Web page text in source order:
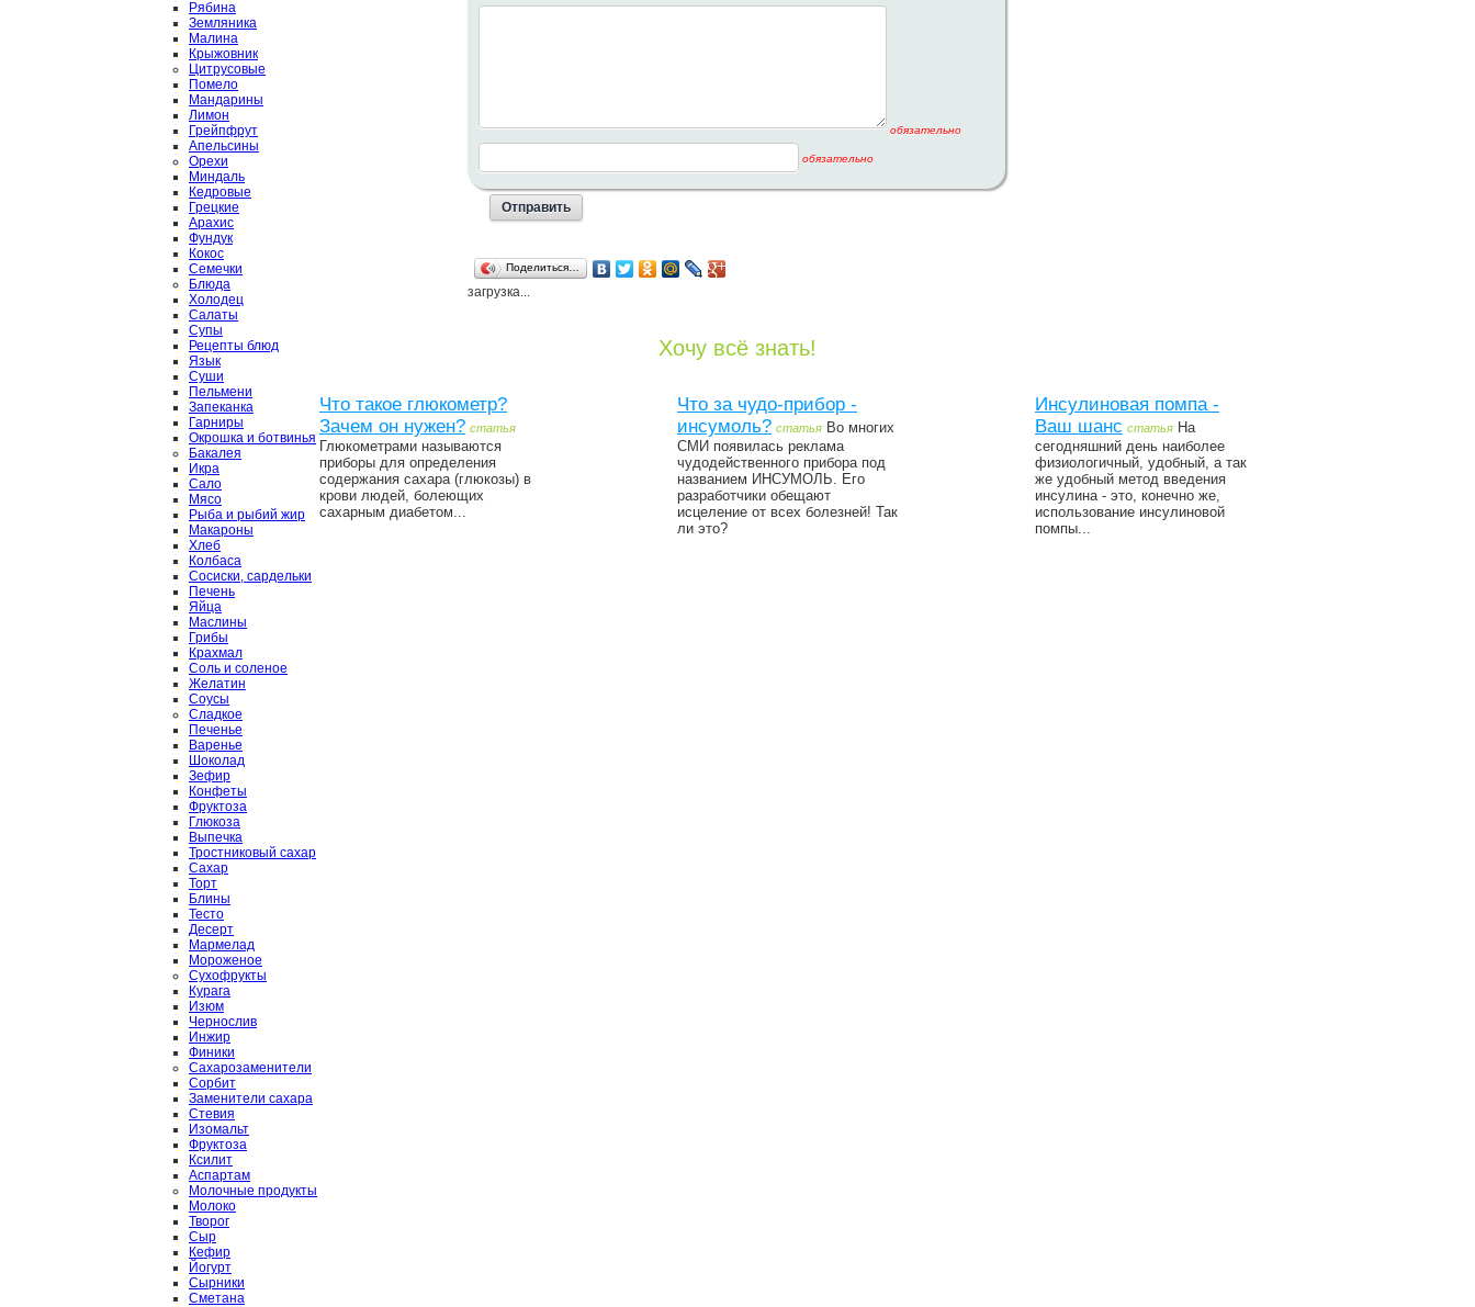
Рябина
Земляника
Малина
Крыжовник
Цитрусовые
Помело
Мандарины
Лимон
Грейпфрут
Апельсины
Орехи
Миндаль
Кедровые
Грецкие
Арахис
Фундук
Кокос
Семечки
Блюда
Холодец
Салаты
Супы
Рецепты блюд
Язык
Суши
Пельмени
Запеканка
Гарниры
Окрошка и ботвинья
Бакалея
Икра
Сало
Мясо
Рыба и рыбий жир
Макароны
Хлеб
Колбаса
Сосиски, сардельки
Печень
Яйца
Маслины
Грибы
Крахмал
Соль и соленое
Желатин
Соусы
Сладкое
Печенье
Варенье
Шоколад
Зефир
Конфеты
Фруктоза
Глюкоза
Выпечка
Тростниковый сахар
Сахар
Торт
Блины
Тесто
Десерт
Мармелад
Мороженое
Сухофрукты
Курага
Изюм
Чернослив
Инжир
Финики
Сахарозаменители
Сорбит
Заменители сахара
Стевия
Изомальт
Фруктоза
Ксилит
Аспартам
Молочные продукты
Молоко
Творог
Сыр
Кефир
Йогурт
Сырники
Сметана
обязательно
обязательно
Поделиться…
загрузка...
Хочу всё знать!
Что такое глюкометр?
Зачем он нужен? статья
Глюкометрами называются
приборы для определения
содержания сахара (глюкозы) в
крови людей, болеющих
сахарным диабетом...
Что за чудо-прибор -
инсумоль? статья Во многих
СМИ появилась реклама
чудодейственного прибора под
названием ИНСУМОЛЬ. Его
разработчики обещают
исцеление от всех болезней! Так
ли это?
Инсулиновая помпа -
Ваш шанс статья На
сегодняшний день наиболее
физиологичный, удобный, а так
же удобный метод введения
инсулина - это, конечно же,
использование инсулиновой
помпы...